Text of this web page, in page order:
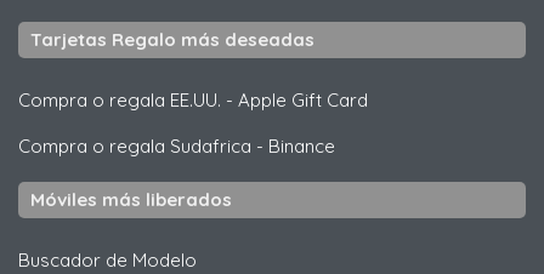
Tarjetas Regalo más deseadas
Compra o regala EE.UU. - Apple Gift Card
Compra o regala Sudafrica - Binance
Móviles más liberados
Buscador de Modelo